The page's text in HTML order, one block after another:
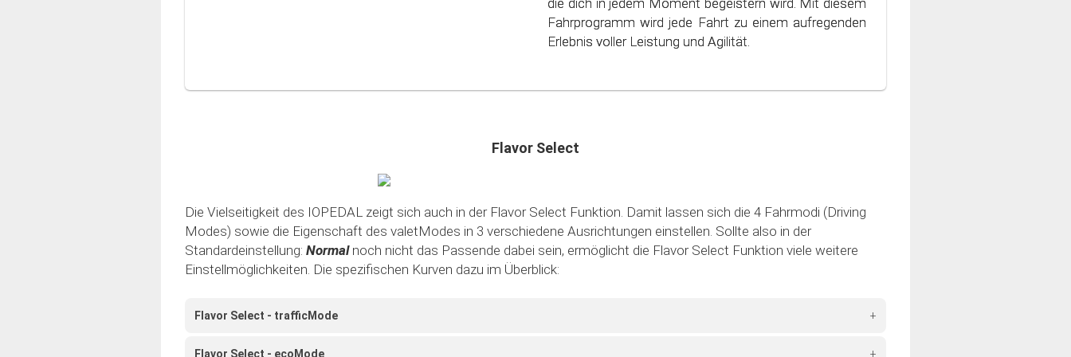
schonen. Steig ein in die Welt des bewussten und
sparsamen Fahrens!
Fahrprogramm wird jede Fahrt zu einem aufregenden
Erlebnis voller Leistung und Agilität.
Flavor Select
Die Vielseitigkeit des IOPEDAL zeigt sich auch in der Flavor Select Funktion. Damit lassen sich die 4 Fahrmodi (Driving
Modes) sowie die Eigenschaft des valetModes in 3 verschiedene Ausrichtungen einstellen. Sollte also in der
Standardeinstellung: Normal noch nicht das Passende dabei sein, ermöglicht die Flavor Select Funktion viele weitere
Einstellmöglichkeiten. Die spezifischen Kurven dazu im Überblick:
Flavor Select - trafficMode +
Flavor Select - ecoMode +